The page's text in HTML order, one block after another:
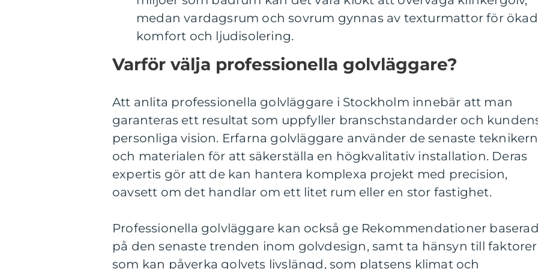
medan vardagsrum och sovrum gynnas av texturmattor för ökad
komfort och ljudisolering.
Varför välja professionella golvläggare?
Att anlita professionella golvläggare i Stockholm innebär att man
garanteras ett resultat som uppfyller branschstandarder och
personliga vision. Erfarna golvläggare använder de senaste
och materialen för att säkerställa en högkvalitativ installation. Deras
expertis gör att de kan hantera komplexa projekt med precision,
oavsett om det handlar om ett litet rum eller en stor fastighet.
Professionella golvläggare kan också ge Rekommendationer
på den senaste trenden inom golvdesign, samt ta hänsyn till faktorer
som kan påverka golvets livslängd, som platsens klimat och